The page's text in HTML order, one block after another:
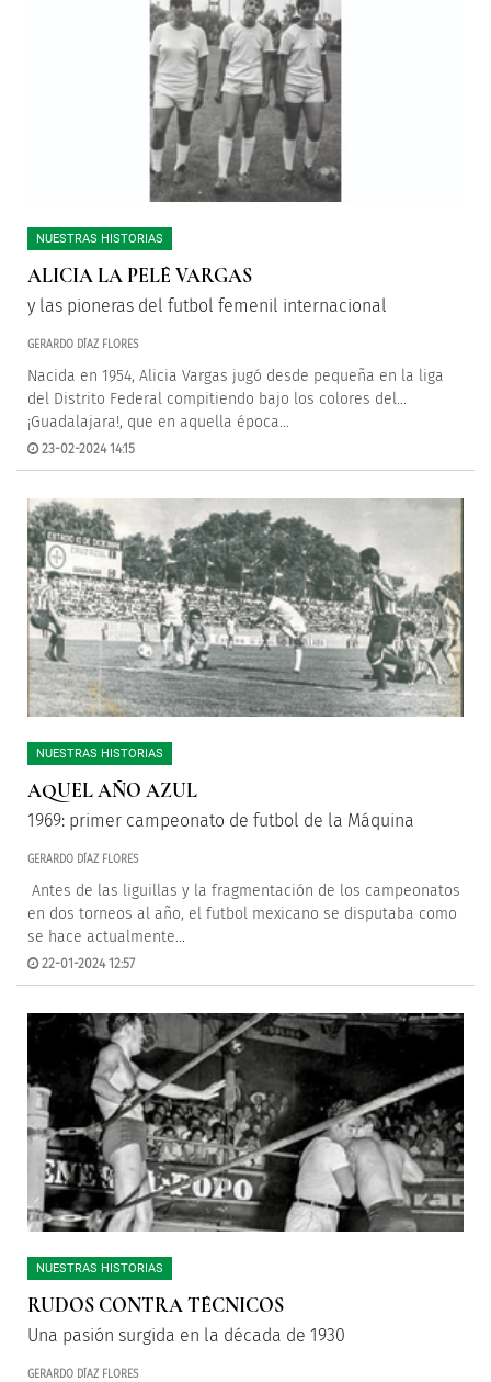
NUESTRAS HISTORIAS
ALICIA LA PELÉ VARGAS
y las pioneras del futbol femenil internacional
GERARDO DÍAZ FLORES
Nacida en 1954, Alicia Vargas jugó desde pequeña en la liga
del Distrito Federal compitiendo bajo los colores del…
¡Guadalajara!, que en aquella época...
23-02-2024 14:15
NUESTRAS HISTORIAS
AQUEL AÑO AZUL
1969: primer campeonato de futbol de la Máquina
GERARDO DÍAZ FLORES
Antes de las liguillas y la fragmentación de los campeonatos
en dos torneos al año, el futbol mexicano se disputaba como
se hace actualmente...
22-01-2024 12:57
NUESTRAS HISTORIAS
RUDOS CONTRA TÉCNICOS
Una pasión surgida en la década de 1930
GERARDO DÍAZ FLORES